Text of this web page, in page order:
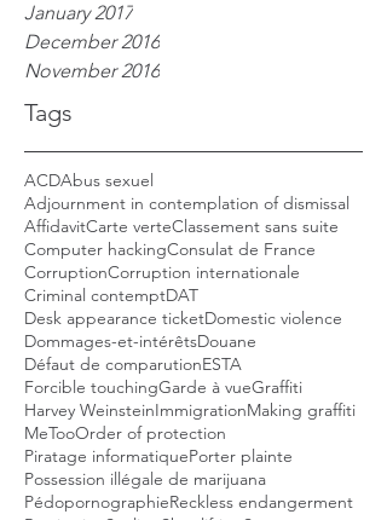
January 2017
December 2016
November 2016
Tags
ACDAbus sexuel
Adjournment in contemplation of dismissal
AffidavitCarte verteClassement sans suite
Computer hackingConsulat de France
CorruptionCorruption internationale
Criminal contemptDAT
Desk appearance ticketDomestic violence
Dommages-et-intérêtsDouane
Défaut de comparutionESTA
Forcible touchingGarde à vueGraffiti
Harvey WeinsteinImmigrationMaking graffiti
MeTooOrder of protection
Piratage informatiquePorter plainte
Possession illégale de marijuana
PédopornographieReckless endangerment